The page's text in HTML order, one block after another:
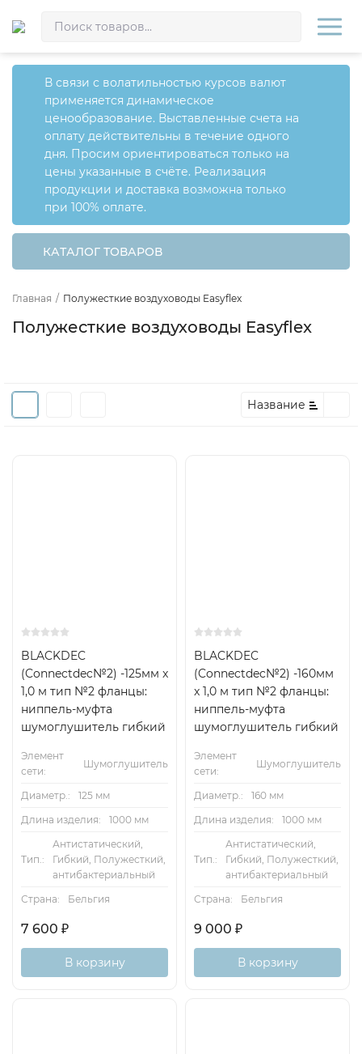
В связи с волатильностью курсов валют
применяется динамическое
ценообразование. Выставленные счета на
оплату действительны в течение одного
дня. Просим ориентироваться только на
цены указанные в счёте. Реализация
продукции и доставка возможна только
при 100% оплате.
КАТАЛОГ ТОВАРОВ
Главная / Полужесткие воздуховоды Easyflex
Полужесткие воздуховоды Easyflex
Название
BLACKDEC
(Connectdec№2) -125мм x
1,0 м тип №2 фланцы:
ниппель-муфта
шумоглушитель гибкий
Элемент
сети:
Шумоглушитель
Диаметр.:
125 мм
Длина изделия:
1000 мм
Тип.:
Антистатический,
Гибкий, Полужесткий,
антибактериальный
Страна:
Бельгия
7 600 ₽
В корзину
BLACKDEC
(Connectdec№2) -160мм
x 1,0 м тип №2 фланцы:
ниппель-муфта
шумоглушитель гибкий
Элемент
сети:
Шумоглушитель
Диаметр.:
160 мм
Длина изделия:
1000 мм
Тип.:
Антистатический,
Гибкий, Полужесткий,
антибактериальный
Страна:
Бельгия
9 000 ₽
В корзину